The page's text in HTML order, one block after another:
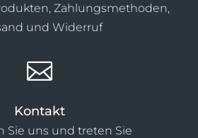
Zahlungsmethoden,
und Widerruf

Kontakt
Sie uns und treten Sie